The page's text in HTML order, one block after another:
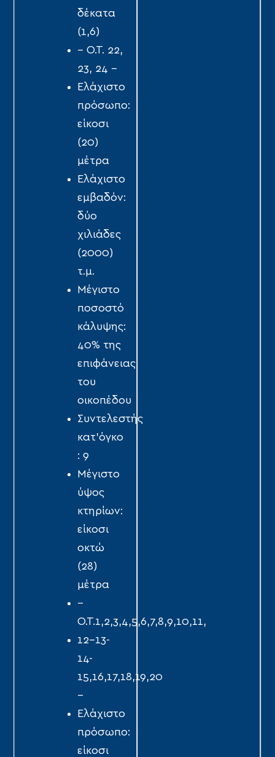
δέκατα
(1,6)
-- Ο.Τ. 22,
23, 24 --
Ελάχιστο
πρόσωπο:
είκοσι
(20)
μέτρα
Ελάχιστο
εμβαδόν:
δύο
χιλιάδες
(2000)
τ.µ.
Μέγιστο
ποσοστό
κάλυψης:
40% της
επιφάνειας
του
οικοπέδου
Συντελεστής
κατ’όγκο
: 9
Μέγιστο
ύψος
κτηρίων:
είκοσι
οκτώ
(28)
μέτρα
--
Ο.Τ.1,2,3,4,5,6,7,8,9,10,11,
12-13-
14-
15,16,17,18,19,20
--
Ελάχιστο
πρόσωπο:
είκοσι